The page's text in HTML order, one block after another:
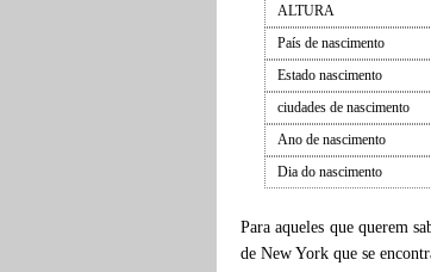
ALTURA
País de nascimento
Estado nascimento
ciudades de nascimento
Ano de nascimento
Dia do nascimento
Para aqueles que querem
de New York que se